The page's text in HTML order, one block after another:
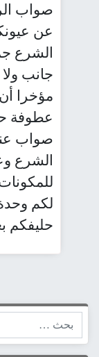
صواب
عن
الشرع
جانب
مؤخرا
عطوفة
صواب
الشرع
لكم
حليفكم